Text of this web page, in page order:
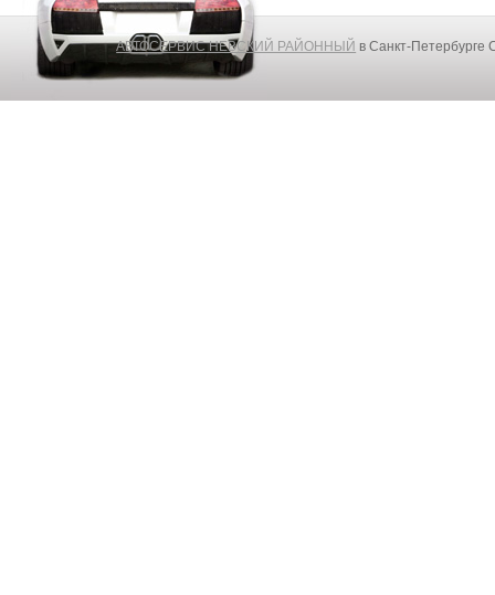
АВТОСЕРВИС НЕВСКИЙ РАЙОННЫЙ в Санкт-Петербурге